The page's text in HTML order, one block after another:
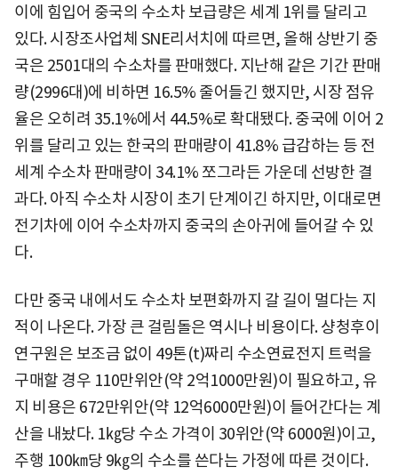
이에 힘입어 중국의 수소차 보급량은 세계 1위를 달리고
있다. 시장조사업체 SNE리서치에 따르면, 올해 상반기 중
국은 2501대의 수소차를 판매했다. 지난해 같은 기간 판매
량(2996대)에 비하면 16.5% 줄어들긴 했지만, 시장 점유
율은 오히려 35.1%에서 44.5%로 확대됐다. 중국에 이어 2
위를 달리고 있는 한국의 판매량이 41.8% 급감하는 등 전
세계 수소차 판매량이 34.1% 쪼그라든 가운데 선방한 결
과다. 아직 수소차 시장이 초기 단계이긴 하지만, 이대로면
전기차에 이어 수소차까지 중국의 손아귀에 들어갈 수 있
다.
다만 중국 내에서도 수소차 보편화까지 갈 길이 멀다는 지
적이 나온다. 가장 큰 걸림돌은 역시나 비용이다. 샹청후이
연구원은 보조금 없이 49톤(t)짜리 수소연료전지 트럭을
구매할 경우 110만위안(약 2억1000만원)이 필요하고, 유
지 비용은 672만위안(약 12억6000만원)이 들어간다는 계
산을 내놨다. 1㎏당 수소 가격이 30위안(약 6000원)이고,
주행 100㎞당 9㎏의 수소를 쓴다는 가정에 따른 것이다.